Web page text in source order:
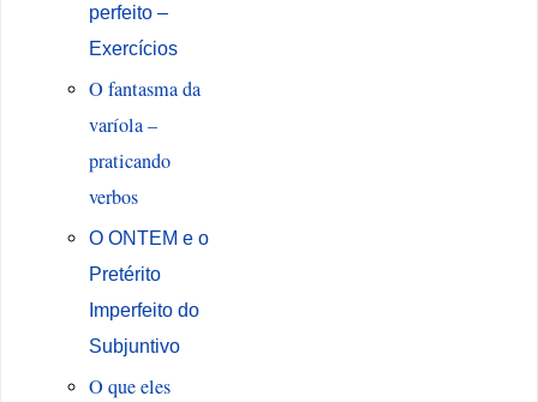
perfeito –
Exercícios
O fantasma da
varíola –
praticando
verbos
O ONTEM e o
Pretérito
Imperfeito do
Subjuntivo
O que eles